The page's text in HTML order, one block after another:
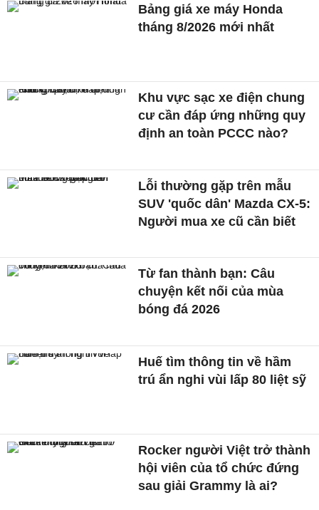
Bảng giá xe máy Honda
tháng 8/2026 mới nhất
Khu vực sạc xe điện chung
cư cần đáp ứng những quy
định an toàn PCCC nào?
Lỗi thường gặp trên mẫu
SUV 'quốc dân' Mazda CX-5:
Người mua xe cũ cần biết
Từ fan thành bạn: Câu
chuyện kết nối của mùa
bóng đá 2026
Huế tìm thông tin về hầm
trú ẩn nghi vùi lấp 80 liệt sỹ
Rocker người Việt trở thành
hội viên của tổ chức đứng
sau giải Grammy là ai?